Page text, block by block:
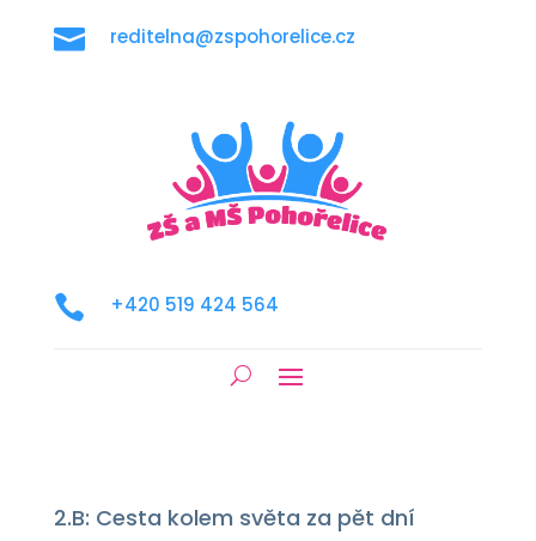
 reditelna@zspohorelice.cz
 +420 519 424 564
2.B: Cesta kolem světa za pět dní